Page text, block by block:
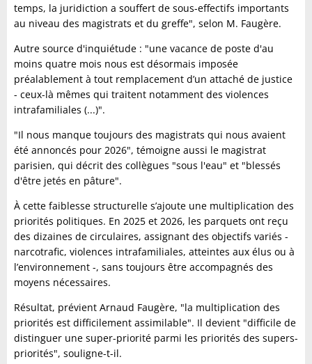
temps, la juridiction a souffert de sous-effectifs importants
au niveau des magistrats et du greffe", selon M. Faugère.
Autre source d'inquiétude : "une vacance de poste d'au
moins quatre mois nous est désormais imposée
préalablement à tout remplacement d’un attaché de justice
- ceux-là mêmes qui traitent notamment des violences
intrafamiliales (...)".
"Il nous manque toujours des magistrats qui nous avaient
été annoncés pour 2026", témoigne aussi le magistrat
parisien, qui décrit des collègues "sous l'eau" et "blessés
d'être jetés en pâture".
À cette faiblesse structurelle s’ajoute une multiplication des
priorités politiques. En 2025 et 2026, les parquets ont reçu
des dizaines de circulaires, assignant des objectifs variés -
narcotrafic, violences intrafamiliales, atteintes aux élus ou à
l’environnement -, sans toujours être accompagnés des
moyens nécessaires.
Résultat, prévient Arnaud Faugère, "la multiplication des
priorités est difficilement assimilable". Il devient "difficile de
distinguer une super-priorité parmi les priorités des supers-
priorités", souligne-t-il.